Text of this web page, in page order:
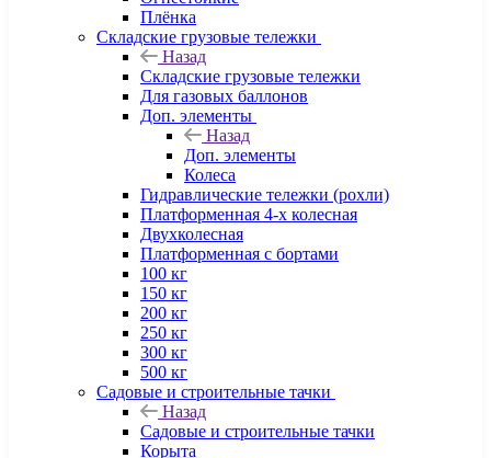
Плёнка
Складские грузовые тележки
Назад
Складские грузовые тележки
Для газовых баллонов
Доп. элементы
Назад
Доп. элементы
Колеса
Гидравлические тележки (рохли)
Платформенная 4-х колесная
Двухколесная
Платформенная с бортами
100 кг
150 кг
200 кг
250 кг
300 кг
500 кг
Садовые и строительные тачки
Назад
Садовые и строительные тачки
Корыта